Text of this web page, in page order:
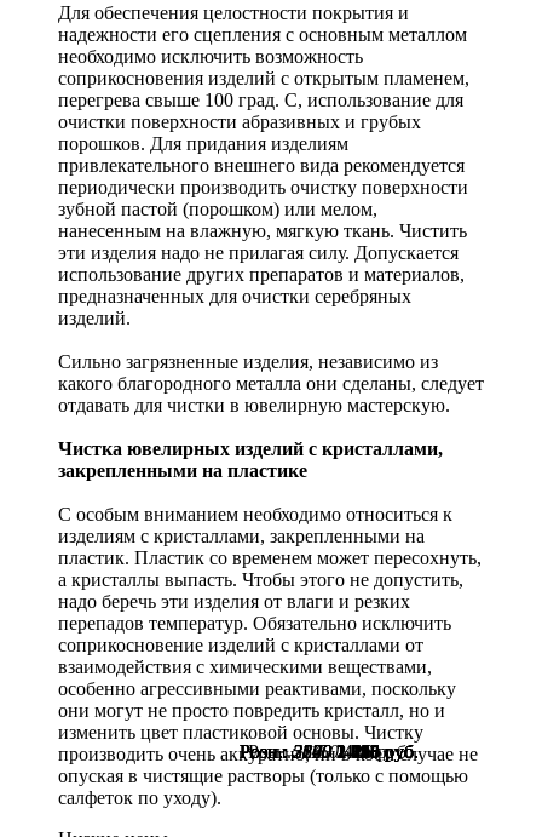
Розн.:3140 2 355руб.
Розн.:5200 1 716руб.
Розн.:5200 1 716руб.
Розн.:2520 1 890руб.
Розн.:2860 2 145руб.
Розн.:2670 2 003руб.
Розн.:1150 426руб.
Для обеспечения целостности покрытия и
надежности его сцепления с основным металлом
необходимо исключить возможность
соприкосновения изделий с открытым пламенем,
перегрева свыше 100 град. С, использование для
очистки поверхности абразивных и грубых
порошков. Для придания изделиям
привлекательного внешнего вида рекомендуется
периодически производить очистку поверхности
зубной пастой (порошком) или мелом,
нанесенным на влажную, мягкую ткань. Чистить
эти изделия надо не прилагая силу. Допускается
использование других препаратов и материалов,
предназначенных для очистки серебряных
изделий.
Сильно загрязненные изделия, независимо из
какого благородного металла они сделаны, следует
отдавать для чистки в ювелирную мастерскую.
Чистка ювелирных изделий с кристаллами,
закрепленными на пластике
С особым вниманием необходимо относиться к
изделиям с кристаллами, закрепленными на
пластик. Пластик со временем может пересохнуть,
а кристаллы выпасть. Чтобы этого не допустить,
надо беречь эти изделия от влаги и резких
перепадов температур. Обязательно исключить
соприкосновение изделий с кристаллами от
взаимодействия с химическими веществами,
особенно агрессивными реактивами, поскольку
они могут не просто повредить кристалл, но и
изменить цвет пластиковой основы. Чистку
производить очень аккуратно, ни в коем случае не
опуская в чистящие растворы (только с помощью
салфеток по уходу).